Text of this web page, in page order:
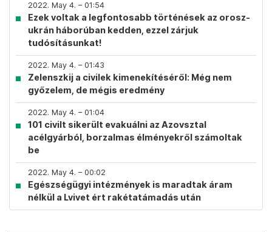
2022. May 4. – 01:54
Ezek voltak a legfontosabb történések az orosz-
ukrán háborúban kedden, ezzel zárjuk
tudósításunkat!
2022. May 4. – 01:43
Zelenszkij a civilek kimenekítéséről: Még nem
győzelem, de mégis eredmény
2022. May 4. – 01:04
101 civilt sikerült evakuálni az Azovsztal
acélgyárból, borzalmas élményekről számoltak
be
2022. May 4. – 00:02
Egészségügyi intézmények is maradtak áram
nélkül a Lvivet ért rakétatámadás után